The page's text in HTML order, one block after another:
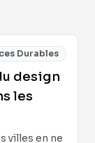
Durables
design
les
villes en ne